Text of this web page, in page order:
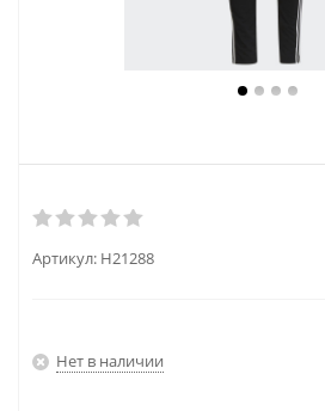
Артикул: H21288
Нет в наличии